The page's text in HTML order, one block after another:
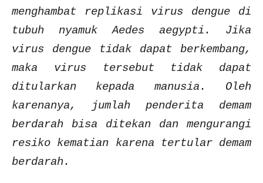
menghambat replikasi virus dengue di
tubuh nyamuk Aedes aegypti. Jika
virus dengue tidak dapat berkembang,
maka virus tersebut tidak dapat
ditularkan kepada manusia. Oleh
karenanya, jumlah penderita demam
berdarah bisa ditekan dan mengurangi
resiko kematian karena tertular demam
berdarah.